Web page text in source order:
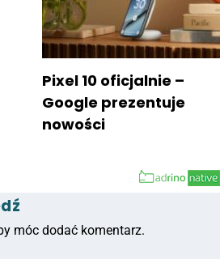
Pixel 10 oficjalnie –
Google prezentuje
nowości
móc dodać komentarz.